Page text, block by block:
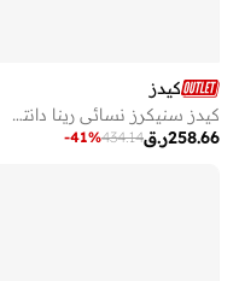
كيدز
كيدز سنيكرز نسائي رينا دانتيل زهري كاجوال كريمي
ر.ق258.66
434.14
-41%